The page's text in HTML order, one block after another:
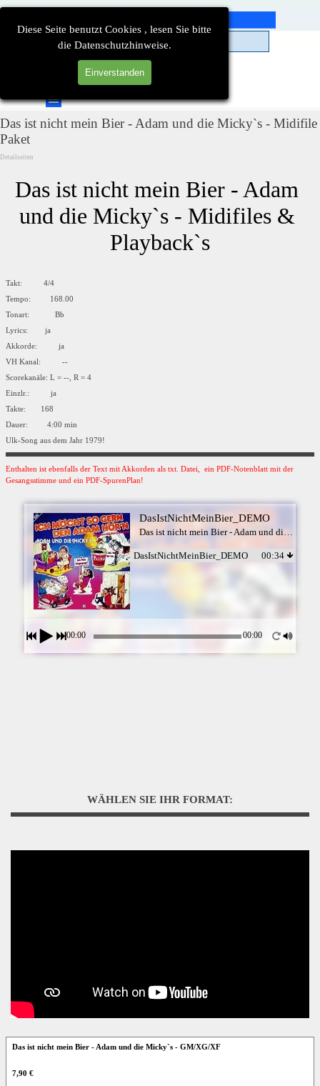
Diese Seite benutzt Cookies , lesen Sie bitte
die Datenschutzhinweise.
Einverstanden
Direkt zum Seiteninhalt
Menü überspringen
Das ist nicht mein Bier - Adam und die Micky`s - Midifile
Paket
Detailseiten
Das ist nicht mein Bier - Adam
und die Micky`s - Midifiles &
Playback`s
Takt: 4/4
Tempo: 168.00
Tonart: Bb
Lyrics: ja
Akkorde: ja
VH Kanal: --
Scorekanäle: L = --, R = 4
Einzlr.: ja
Takte: 168
Dauer: 4:00 min
Ulk-Song aus dem Jahr 1979!
Enthalten ist ebenfalls der Text mit Akkorden als txt. Datei, ein PDF-Notenblatt mit der
Gesangsstimme und ein PDF-SpurenPlan!
DasIstNichtMeinBier_DEMO
Das ist nicht mein Bier - Adam und die Micky`s
DasIstNichtMeinBier_DEMO 00:34
00:00 00:00
WÄHLEN SIE IHR FORMAT:
Das ist nicht mein Bier - Adam und die Micky`s - GM/XG/XF
7,90 €